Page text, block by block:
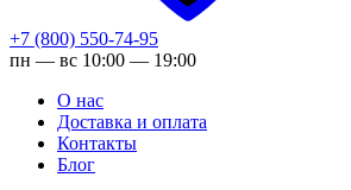
+7 (800) 550-74-95
пн — вс 10:00 — 19:00
О нас
Доставка и оплата
Контакты
Блог